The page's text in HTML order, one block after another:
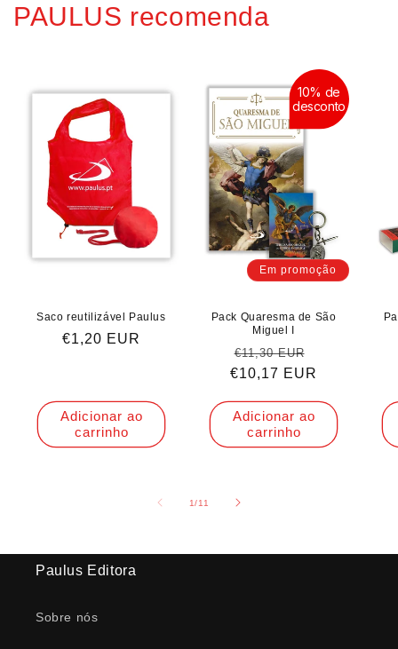
PAULUS recomenda
Saco reutilizável Paulus
Preço
€1,20 EUR
Adicionar ao
carrinho
Em promoção
10% de
desconto
Pack Quaresma de São
Miguel I
Preço
normal
€11,30 EUR
de
€10,17 EUR
Adicionar ao
carrinho
1/de
11
Paulus Editora
Sobre nós